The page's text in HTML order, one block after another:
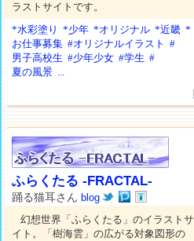
ラストサイトです。
*水彩塗り
*少年 *オリジナル *近畿 *
お仕事募集 #オリジナルイラスト
#
男子高校生 #少年少女 #学生 #
夏の風景 ...
ふらくたる -FRACTAL-
踊る猫耳さんblog
幻想世界「ふらくたる」のイラストサ
イト。「樹海雲」の広がる対象図形の